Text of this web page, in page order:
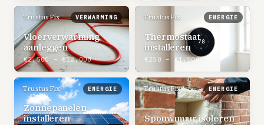
TrustusFix VERWARMING
Vloerverwarming
aanleggen
€2.500 – €12.000
TrustusFix ENERGIE
Thermostaat
installeren
€250 – €1.500
TrustusFix ENERGIE
Zonnepanelen
installeren
TrustusFix ENERGIE
Spouwmuur isoleren